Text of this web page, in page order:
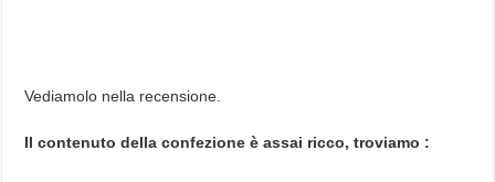
Vediamolo nella recensione.
Il contenuto della confezione è assai ricco, troviamo :